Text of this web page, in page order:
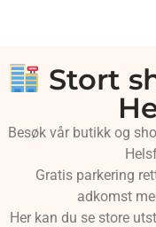
Stort
Besøk vår butikk og
Gratis parkering
adkomst
Her kan du se store